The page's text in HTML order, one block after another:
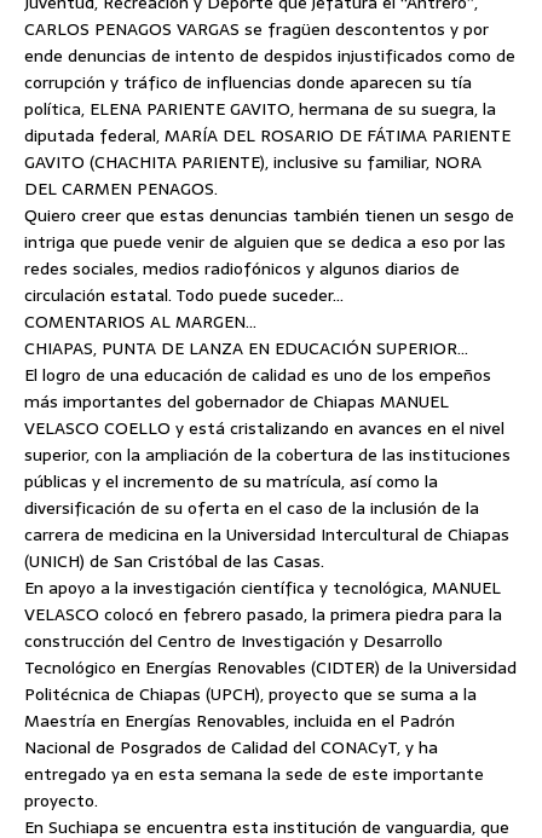
CARLOS PENAGOS VARGAS se fragüen descontentos y por
ende denuncias de intento de despidos injustificados como de
corrupción y tráfico de influencias donde aparecen su tía
política, ELENA PARIENTE GAVITO, hermana de su suegra, la
diputada federal, MARÍA DEL ROSARIO DE FÁTIMA PARIENTE
GAVITO (CHACHITA PARIENTE), inclusive su familiar, NORA
DEL CARMEN PENAGOS.
Quiero creer que estas denuncias también tienen un sesgo de
intriga que puede venir de alguien que se dedica a eso por las
redes sociales, medios radiofónicos y algunos diarios de
circulación estatal. Todo puede suceder…
COMENTARIOS AL MARGEN…
CHIAPAS, PUNTA DE LANZA EN EDUCACIÓN SUPERIOR…
El logro de una educación de calidad es uno de los empeños
más importantes del gobernador de Chiapas MANUEL
VELASCO COELLO y está cristalizando en avances en el nivel
superior, con la ampliación de la cobertura de las instituciones
públicas y el incremento de su matrícula, así como la
diversificación de su oferta en el caso de la inclusión de la
carrera de medicina en la Universidad Intercultural de Chiapas
(UNICH) de San Cristóbal de las Casas.
En apoyo a la investigación científica y tecnológica, MANUEL
VELASCO colocó en febrero pasado, la primera piedra para la
construcción del Centro de Investigación y Desarrollo
Tecnológico en Energías Renovables (CIDTER) de la Universidad
Politécnica de Chiapas (UPCH), proyecto que se suma a la
Maestría en Energías Renovables, incluida en el Padrón
Nacional de Posgrados de Calidad del CONACyT, y ha
entregado ya en esta semana la sede de este importante
proyecto.
En Suchiapa se encuentra esta institución de vanguardia, que